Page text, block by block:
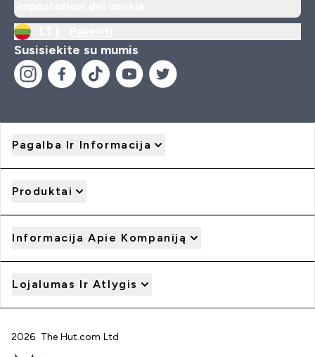
Susisiekite su mumis
Pagalba Ir Informacija
Produktai
Informacija Apie Kompaniją
Lojalumas Ir Atlygis
2026 The Hut.com Ltd